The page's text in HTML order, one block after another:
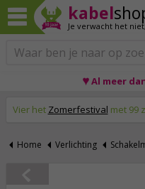
kabel
Je verwacht het niet,
♥ Al meer
Vier het Zomerfestival met 99
Home Verlichting